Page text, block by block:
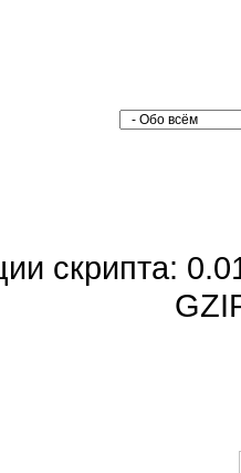
скрипта: